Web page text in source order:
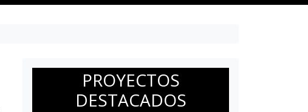
PROYECTOS
DESTACADOS